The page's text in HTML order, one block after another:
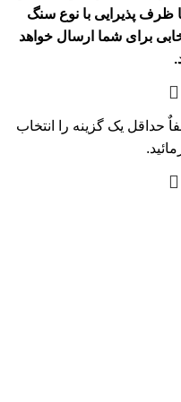
ظرف پذیرایی با نوع سنگ
برای شما ارسال خواهد
حداقل یک گزینه را انتخاب